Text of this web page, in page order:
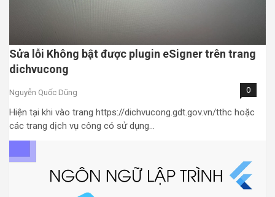
Sửa lỗi Không bật được plugin eSigner trên trang
dichvucong
Nguyễn Quốc Dũng 0
Hiện tại khi vào trang https://dichvucong.gdt.gov.vn/tthc hoặc
các trang dịch vụ công có sử dụng…